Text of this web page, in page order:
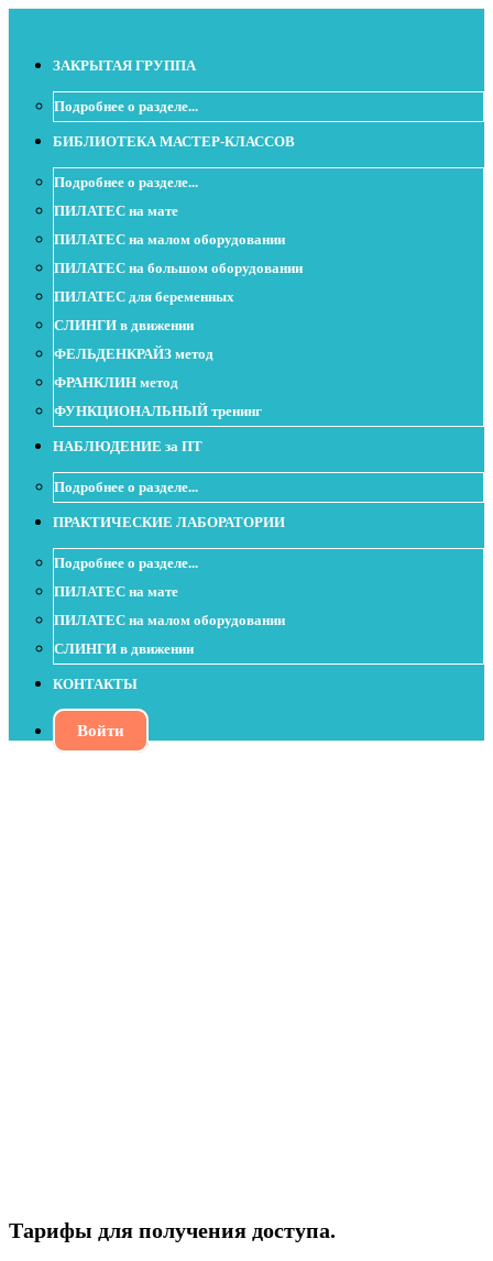
ЗАКРЫТАЯ ГРУППА
Подробнее о разделе...
БИБЛИОТЕКА МАСТЕР-КЛАССОВ
Подробнее о разделе...
ПИЛАТЕС на мате
ПИЛАТЕС на малом оборудовании
ПИЛАТЕС на большом оборудовании
ПИЛАТЕС для беременных
СЛИНГИ в движении
ФЕЛЬДЕНКРАЙЗ метод
ФРАНКЛИН метод
ФУНКЦИОНАЛЬНЫЙ тренинг
НАБЛЮДЕНИЕ за ПТ
Подробнее о разделе...
ПРАКТИЧЕСКИЕ ЛАБОРАТОРИИ
Подробнее о разделе...
ПИЛАТЕС на мате
ПИЛАТЕС на малом оборудовании
СЛИНГИ в движении
КОНТАКТЫ
Войти
Тарифы для получения доступа.